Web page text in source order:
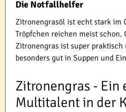
Die Notfallhelfer
Zitronengrasöl ist echt stark im
Tröpfchen reichen meist schon.
Zitronengras ist super praktisch
besonders gut in Suppen und
Zitronengras - Ein
Multitalent in der